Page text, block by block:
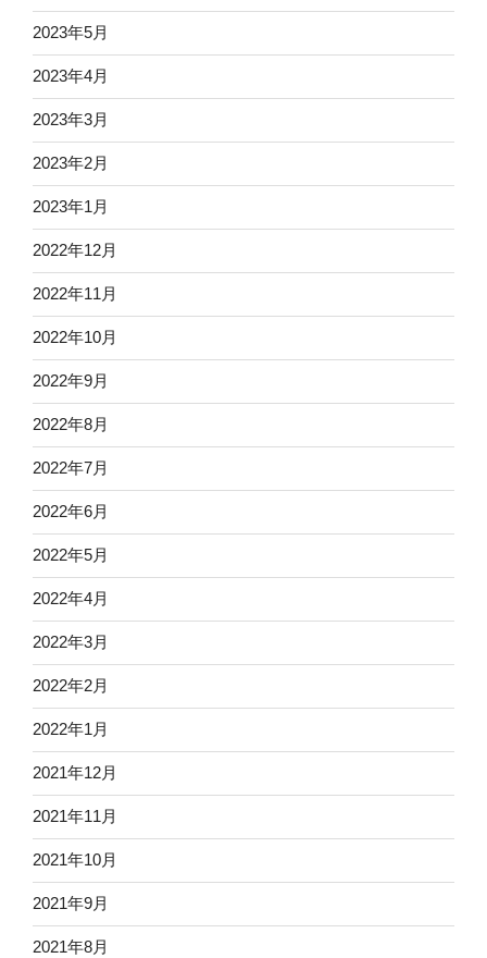
2023年5月
2023年4月
2023年3月
2023年2月
2023年1月
2022年12月
2022年11月
2022年10月
2022年9月
2022年8月
2022年7月
2022年6月
2022年5月
2022年4月
2022年3月
2022年2月
2022年1月
2021年12月
2021年11月
2021年10月
2021年9月
2021年8月